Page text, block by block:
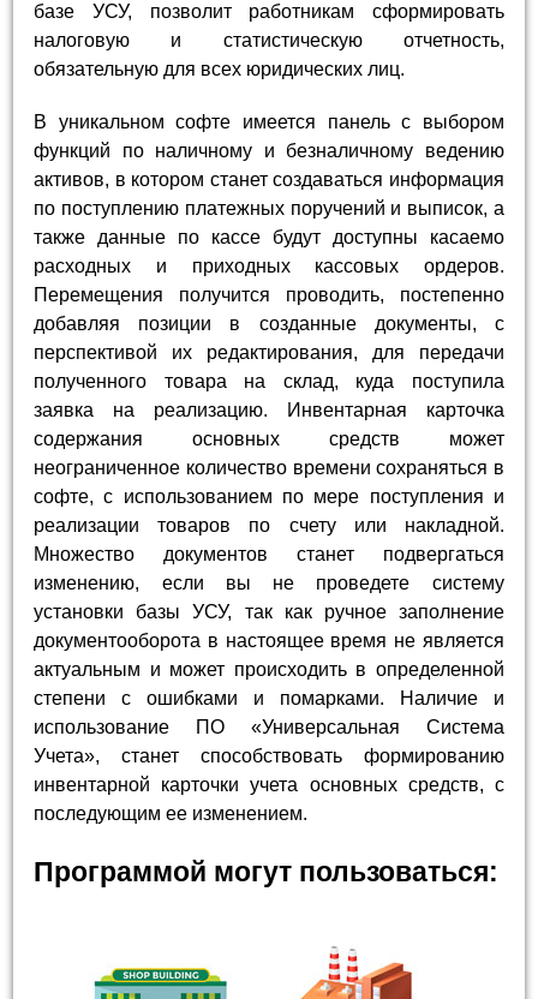
базе УСУ, позволит работникам сформировать
налоговую и статистическую отчетность,
обязательную для всех юридических лиц.
В уникальном софте имеется панель с выбором
функций по наличному и безналичному ведению
активов, в котором станет создаваться информация
по поступлению платежных поручений и выписок, а
также данные по кассе будут доступны касаемо
расходных и приходных кассовых ордеров.
Перемещения получится проводить, постепенно
добавляя позиции в созданные документы, с
перспективой их редактирования, для передачи
полученного товара на склад, куда поступила
заявка на реализацию. Инвентарная карточка
содержания основных средств может
неограниченное количество времени сохраняться в
софте, с использованием по мере поступления и
реализации товаров по счету или накладной.
Множество документов станет подвергаться
изменению, если вы не проведете систему
установки базы УСУ, так как ручное заполнение
документооборота в настоящее время не является
актуальным и может происходить в определенной
степени с ошибками и помарками. Наличие и
использование ПО «Универсальная Система
Учета», станет способствовать формированию
инвентарной карточки учета основных средств, с
последующим ее изменением.
Программой могут пользоваться: